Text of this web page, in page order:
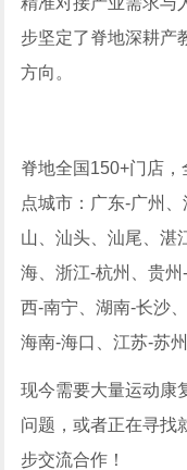
步坚定了脊地深耕产
方向。
脊地全国150+门店
点城市：广东-广州
山、汕头、汕尾、湛
海、浙江-杭州、贵
西-南宁、湖南-长沙
海南-海口、江苏-苏
现今需要大量运动康
问题，或者正在寻找
步交流合作！